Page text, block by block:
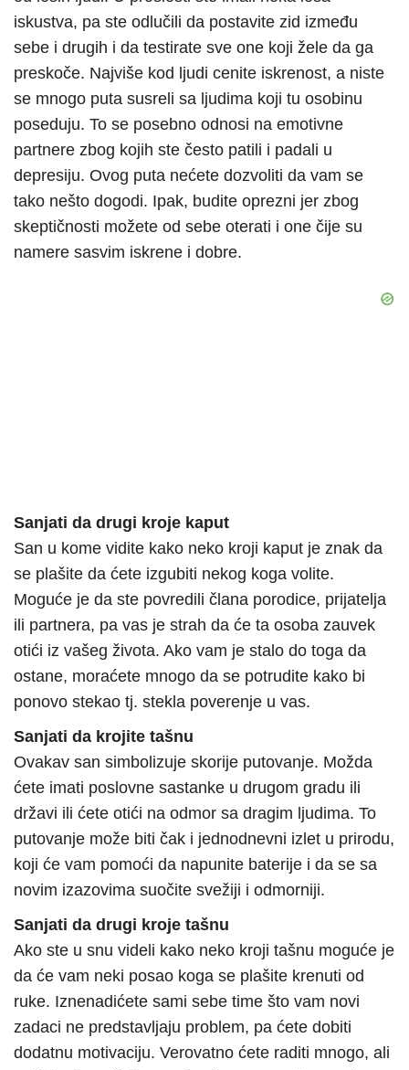
iskustva, pa ste odlučili da postavite zid između
sebe i drugih i da testirate sve one koji žele da ga
preskoče. Najviše kod ljudi cenite iskrenost, a niste
se mnogo puta susreli sa ljudima koji tu osobinu
poseduju. To se posebno odnosi na emotivne
partnere zbog kojih ste često patili i padali u
depresiju. Ovog puta nećete dozvoliti da vam se
tako nešto dogodi. Ipak, budite oprezni jer zbog
skeptičnosti možete od sebe oterati i one čije su
namere sasvim iskrene i dobre.
Sanjati da drugi kroje kaput
San u kome vidite kako neko kroji kaput je znak da
se plašite da ćete izgubiti nekog koga volite.
Moguće je da ste povredili člana porodice, prijatelja
ili partnera, pa vas je strah da će ta osoba zauvek
otići iz vašeg života. Ako vam je stalo do toga da
ostane, moraćete mnogo da se potrudite kako bi
ponovo stekao tj. stekla poverenje u vas.
Sanjati da krojite tašnu
Ovakav san simbolizuje skorije putovanje. Možda
ćete imati poslovne sastanke u drugom gradu ili
državi ili ćete otići na odmor sa dragim ljudima. To
putovanje može biti čak i jednodnevni izlet u prirodu,
koji će vam pomoći da napunite baterije i da se sa
novim izazovima suočite svežiji i odmorniji.
Sanjati da drugi kroje tašnu
Ako ste u snu videli kako neko kroji tašnu moguće je
da će vam neki posao koga se plašite krenuti od
ruke. Iznenadićete sami sebe time što vam novi
zadaci ne predstavljaju problem, pa ćete dobiti
dodatnu motivaciju. Verovatno ćete raditi mnogo, ali